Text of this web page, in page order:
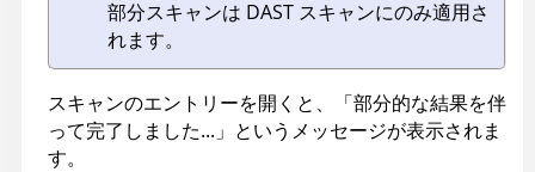
部分スキャンは DAST スキャンにのみ適用さ
れます。
スキャンのエントリーを開くと、「部分的な結果を伴
って完了しました...」というメッセージが表示されま
す。